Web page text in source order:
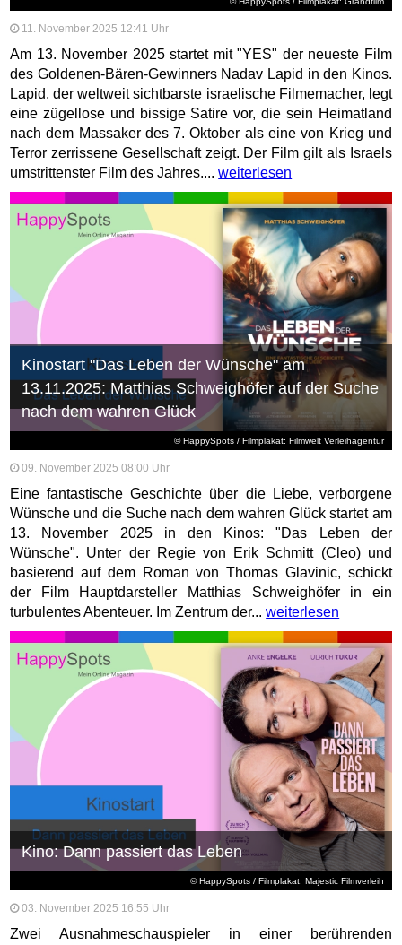
11. November 2025 12:41 Uhr
Am 13. November 2025 startet mit "YES" der neueste Film
des Goldenen-Bären-Gewinners Nadav Lapid in den Kinos.
Lapid, der weltweit sichtbarste israelische Filmemacher, legt
eine zügellose und bissige Satire vor, die sein Heimatland
nach dem Massaker des 7. Oktober als eine von Krieg und
Terror zerrissene Gesellschaft zeigt. Der Film gilt als Israels
umstrittenster Film des Jahres....weiterlesen
© HappySpots / Filmplakat: Filmwelt Verleihagentur
Kinostart "Das Leben der Wünsche" am
13.11.2025: Matthias Schweighöfer auf der Suche
nach dem wahren Glück
09. November 2025 08:00 Uhr
Eine fantastische Geschichte über die Liebe, verborgene
Wünsche und die Suche nach dem wahren Glück startet am
13. November 2025 in den Kinos: "Das Leben der
Wünsche". Unter der Regie von Erik Schmitt (Cleo) und
basierend auf dem Roman von Thomas Glavinic, schickt
der Film Hauptdarsteller Matthias Schweighöfer in ein
turbulentes Abenteuer. Im Zentrum der...weiterlesen
© HappySpots / Filmplakat: Majestic Filmverleih
Kino: Dann passiert das Leben
03. November 2025 16:55 Uhr
Zwei Ausnahmeschauspieler in einer berührenden